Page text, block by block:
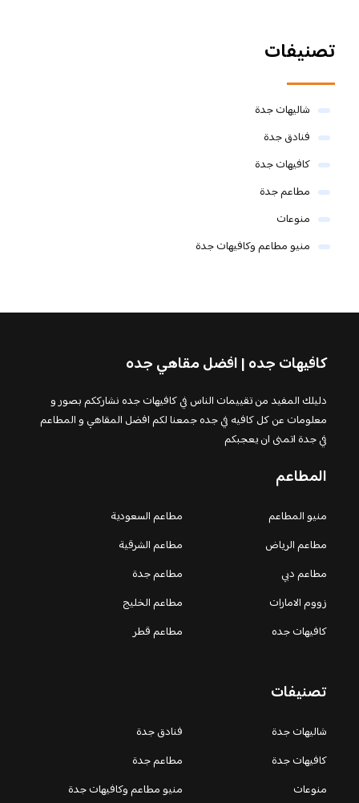
تصنيفات
شاليهات جدة
فنادق جدة
كافيهات جدة
مطاعم جدة
منوعات
منيو مطاعم وكافيهات جدة
كافيهات جده | افضل مقاهي جده
دليلك المفيد من تقييمات الناس في كافيهات جده نشارككم بصور و
معلومات عن كل كافيه في جده جمعنا لكم افضل المقاهي و المطاعم
في جدة اتمنى ان يعجبكم
المطاعم
منيو المطاعم
مطاعم السعودية
مطاعم الرياض
مطاعم الشرقية
مطاعم دبي
مطاعم جدة
زووم الامارات
مطاعم الخليج
كافيهات جده
مطاعم قطر
تصنيفات
شاليهات جدة
فنادق جدة
كافيهات جدة
مطاعم جدة
منوعات
منيو مطاعم وكافيهات جدة